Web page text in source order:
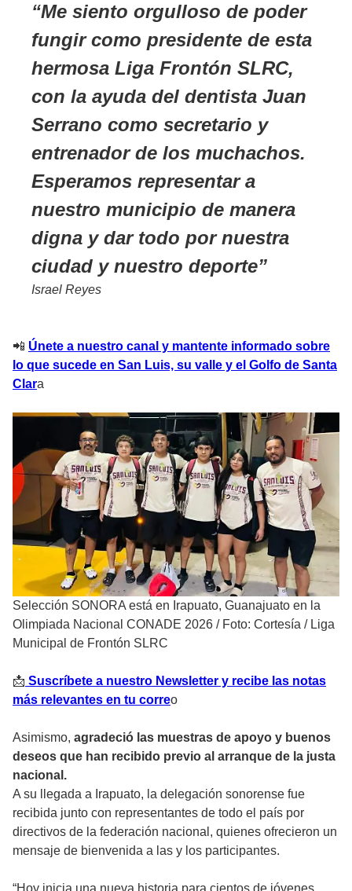
Me siento orgulloso de poder
fungir como presidente de esta
hermosa Liga Frontón SLRC,
con la ayuda del dentista Juan
Serrano como secretario y
entrenador de los muchachos.
Esperamos representar a
nuestro municipio de manera
digna y dar todo por nuestra
ciudad y nuestro deporte
Israel Reyes
📲 Únete a nuestro canal y mantente informado sobre
lo que sucede en San Luis, su valle y el Golfo de Santa
Clara
Selección SONORA está en Irapuato, Guanajuato en la
Olimpiada Nacional CONADE 2026 / Foto: Cortesía / Liga
Municipal de Frontón SLRC
📩 Suscríbete a nuestro Newsletter y recibe las notas
más relevantes en tu correo
Asimismo, agradeció las muestras de apoyo y buenos
deseos que han recibido previo al arranque de la justa
nacional.
A su llegada a Irapuato, la delegación sonorense fue
recibida junto con representantes de todo el país por
directivos de la federación nacional, quienes ofrecieron un
mensaje de bienvenida a las y los participantes.